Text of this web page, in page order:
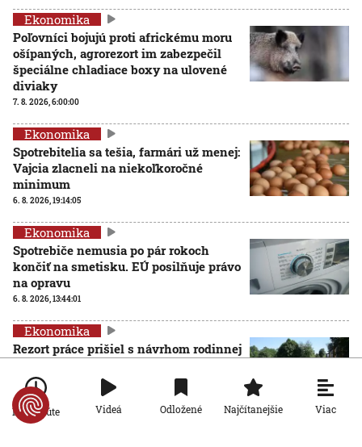
Ekonomika
Poľovníci bojujú proti africkému moru
ošípaných, agrorezort im zabezpečil
špeciálne chladiace boxy na ulovené
diviaky
7. 8. 2026, 6:00:00
Ekonomika
Spotrebitelia sa tešia, farmári už menej:
Vajcia zlacneli na niekoľkoročné
minimum
6. 8. 2026, 19:14:05
Ekonomika
Spotrebiče nemusia po pár rokoch
končiť na smetisku. EÚ posilňuje právo
na opravu
6. 8. 2026, 13:44:01
Ekonomika
Rezort práce prišiel s návrhom rodinnej
marketingovom ťahu
5. 8. 2026, 19:14:20
Po minúte Videá Odložené Najčítanejšie Viac